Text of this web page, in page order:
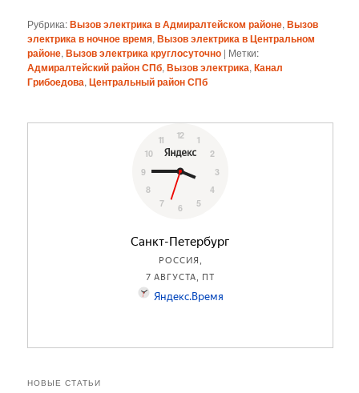
Рубрика:Вызов электрика в Адмиралтейском районе,Вызов
электрика в ночное время,Вызов электрика в Центральном
районе,Вызов электрика круглосуточно | Метки:
Адмиралтейский район СПб,Вызов электрика,Канал
Грибоедова,Центральный район СПб
НОВЫЕ СТАТЬИ